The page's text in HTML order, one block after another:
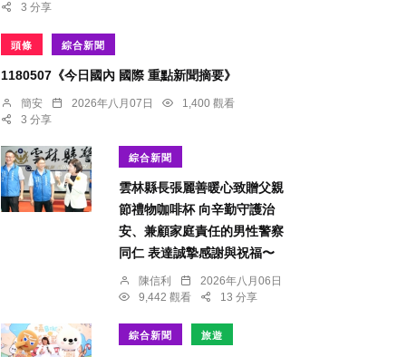
3 分享
頭條 綜合新聞
1180507《今日國內 國際 重點新聞摘要》
簡安 2026年八月07日
1,400 觀看
3 分享
綜合新聞
雲林縣長張麗善暖心致贈父親
節禮物咖啡杯 向辛勤守護治
安、兼顧家庭責任的男性警察
同仁 表達誠摯感謝與祝福〜
陳信利
2026年八月06日
9,442 觀看
13 分享
綜合新聞 旅遊